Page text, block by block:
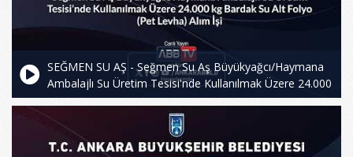
SEĞMEN SU AŞ - Seğmen Su Aş Büyükyağcı/Haymana
Ambalajlı Su Üretim Tesisi'nde Kullanılmak Üzere 24.000
kg Bardak Su Alt Folyo (Pet Levha) Alım İşi